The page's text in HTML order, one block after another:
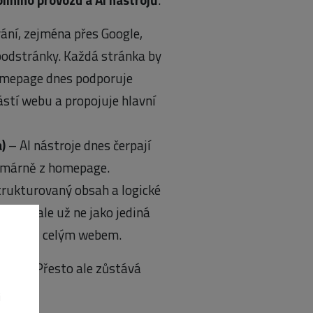
zejména přes Google,
Každá stránka by
dnes podporuje
webu a propojuje hlavní
– AI nástroje dnes čerpají
z homepage.
obsah a logické
ale už ne jako jediná
nad celým webem.
Přesto ale zůstává